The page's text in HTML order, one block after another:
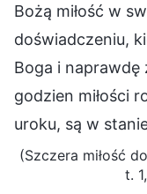
Bożą miłość w
doświadczeniu,
Boga i naprawdę
godzien miłości
uroku, są w
(Szczera miłość
t.